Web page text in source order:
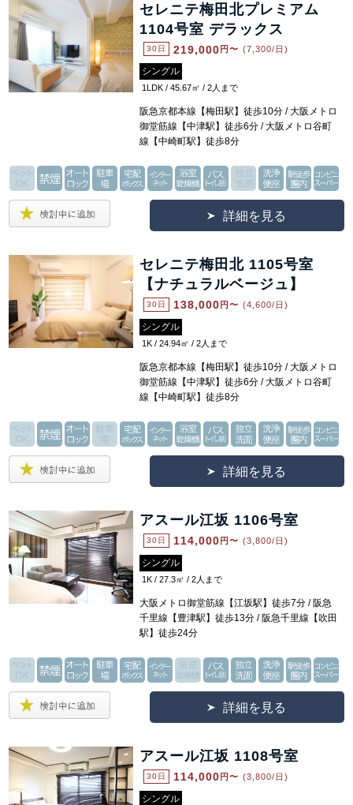
セレニテ梅田北プレミアム
1104号室 デラックス
30日 219,000 円〜 (7,300/日)
シングル
1LDK / 45.67㎡ / 2人まで
阪急京都本線【梅田駅】徒歩10分 / 大阪メトロ
御堂筋線【中津駅】徒歩6分 / 大阪メトロ谷町
線【中崎町駅】徒歩8分
詳細を見る
セレニテ梅田北 1105号室
【ナチュラルベージュ】
30日 138,000 円〜 (4,600/日)
シングル
1K / 24.94㎡ / 2人まで
阪急京都本線【梅田駅】徒歩10分 / 大阪メトロ
御堂筋線【中津駅】徒歩6分 / 大阪メトロ谷町
線【中崎町駅】徒歩8分
詳細を見る
アスール江坂 1106号室
30日 114,000 円〜 (3,800/日)
シングル
1K / 27.3㎡ / 2人まで
大阪メトロ御堂筋線【江坂駅】徒歩7分 / 阪急
千里線【豊津駅】徒歩13分 / 阪急千里線【吹田
駅】徒歩24分
詳細を見る
アスール江坂 1108号室
30日 114,000 円〜 (3,800/日)
シングル